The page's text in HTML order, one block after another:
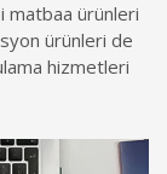
matbaa ürünleri
ürünleri de
hizmetleri